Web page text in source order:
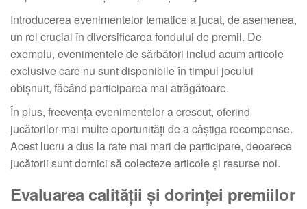
Introducerea evenimentelor tematice a jucat, de asemenea,
un rol crucial în diversificarea fondului de premii. De
exemplu, evenimentele de sărbători includ acum articole
exclusive care nu sunt disponibile în timpul jocului
obișnuit, făcând participarea mai atrăgătoare.
În plus, frecvența evenimentelor a crescut, oferind
jucătorilor mai multe oportunități de a câștiga recompense.
Acest lucru a dus la rate mai mari de participare, deoarece
jucătorii sunt dornici să colecteze articole și resurse noi.
Evaluarea calității și dorinței premiilor